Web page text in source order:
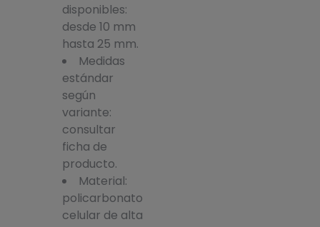
disponibles:
desde 10 mm
hasta 25 mm.
Medidas
estándar
según
variante:
consultar
ficha de
producto.
Material:
policarbonato
celular de alta